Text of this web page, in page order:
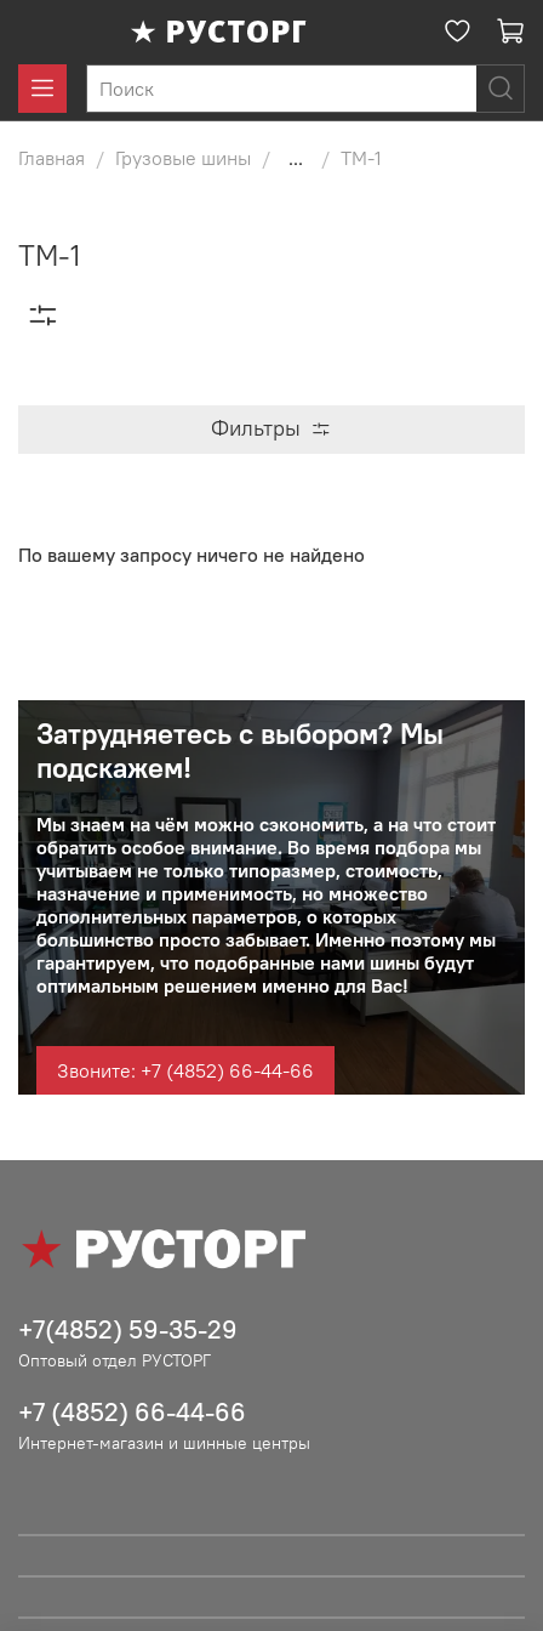
Главная Грузовые шины ... TM-1
TM-1
Фильтры
По вашему запросу ничего не найдено
Затрудняетесь с выбором? Мы
подскажем!
Мы знаем на чём можно сэкономить, а на что стоит
обратить особое внимание. Во время подбора мы
учитываем не только типоразмер, стоимость,
назначение и применимость, но множество
дополнительных параметров, о которых
большинство просто забывает. Именно поэтому мы
гарантируем, что подобранные нами шины будут
оптимальным решением именно для Вас!
Звоните: +7 (4852) 66-44-66
+7(4852) 59-35-29
Оптовый отдел РУСТОРГ
+7 (4852) 66-44-66
Интернет-магазин и шинные центры